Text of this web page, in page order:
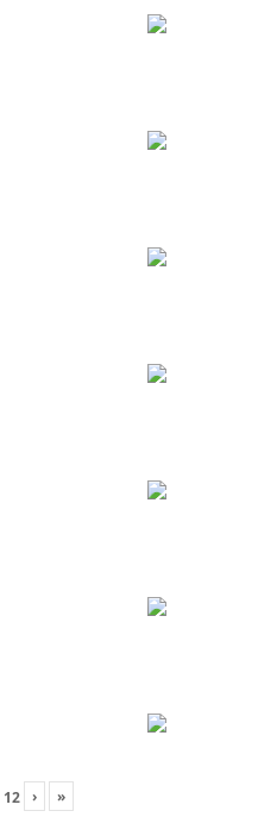
12 › »